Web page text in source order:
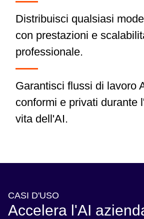
Distribuisci qualsiasi
con prestazioni e
professionale.
Garantisci flussi di lavoro
conformi e privati durante
vita dell'AI.
CASI D'USO
Accelera l'AI